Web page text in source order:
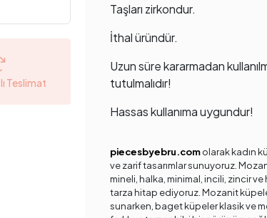
Teslimat
Taşları zirkondur.
İthal üründür.
Uzun süre kararmadan
tutulmalıdır!
Hassas kullanıma uygundur!
piecesbyebru.comolarak kadın
ve zarif tasarımlar sunuyoruz.
mineli, halka, minimal, incili, zincir
tarza hitap ediyoruz. Mozanit
sunarken, baget küpeler klasik ve